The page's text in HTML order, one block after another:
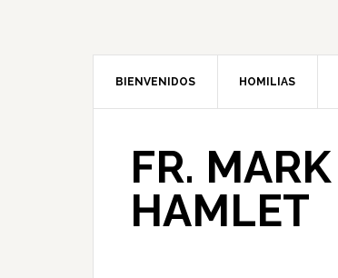
BIENVENIDOS HOMILIAS
FR. MARK
HAMLET